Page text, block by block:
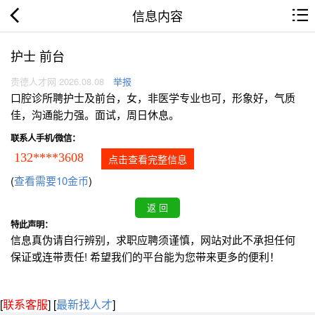
信息内容
护士 前台
贵德人才网 2026.08.08 举报
口腔诊所聘护士及前台，女，非医学专业也可，形象好，气质
佳，沟通能力强。面试，周日休息。
联系人手机/微信：
132****3608 点击查看完整信息
(查看需要10金币)
特此声明：
信息真伪请自行辨别，求职应聘须谨慎，网站对此不承担任何
保证或连带责任! 希望我们的平台能为您带来更多的便利！
[联系客服] [最新找人才]